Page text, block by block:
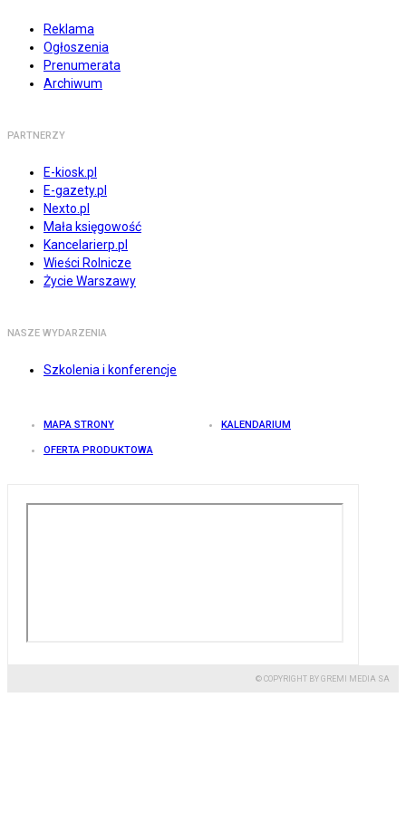
Reklama
Ogłoszenia
Prenumerata
Archiwum
PARTNERZY
E-kiosk.pl
E-gazety.pl
Nexto.pl
Mała księgowość
Kancelarierp.pl
Wieści Rolnicze
Życie Warszawy
NASZE WYDARZENIA
Szkolenia i konferencje
MAPA STRONY KALENDARIUM
OFERTA PRODUKTOWA
© COPYRIGHT BY GREMI MEDIA SA